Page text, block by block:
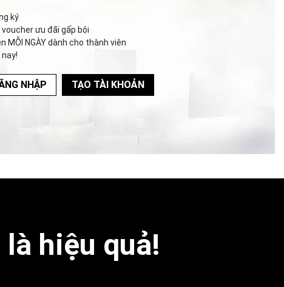
ký
voucher ưu đãi gấp bội
MỖI NGÀY dành cho thành viên
NHẬP TẠO TÀI KHOẢN
hiệu quả!